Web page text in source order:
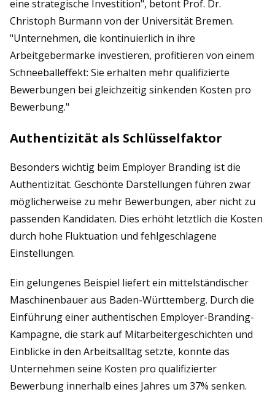
eine strategische Investition", betont Prof. Dr.
Christoph Burmann von der Universität Bremen.
"Unternehmen, die kontinuierlich in ihre
Arbeitgebermarke investieren, profitieren von einem
Schneeballeffekt: Sie erhalten mehr qualifizierte
Bewerbungen bei gleichzeitig sinkenden Kosten pro
Bewerbung."
Authentizität als Schlüsselfaktor
Besonders wichtig beim Employer Branding ist die
Authentizität. Geschönte Darstellungen führen zwar
möglicherweise zu mehr Bewerbungen, aber nicht zu
passenden Kandidaten. Dies erhöht letztlich die Kosten
durch hohe Fluktuation und fehlgeschlagene
Einstellungen.
Ein gelungenes Beispiel liefert ein mittelständischer
Maschinenbauer aus Baden-Württemberg. Durch die
Einführung einer authentischen Employer-Branding-
Kampagne, die stark auf Mitarbeitergeschichten und
Einblicke in den Arbeitsalltag setzte, konnte das
Unternehmen seine Kosten pro qualifizierter
Bewerbung innerhalb eines Jahres um 37% senken.